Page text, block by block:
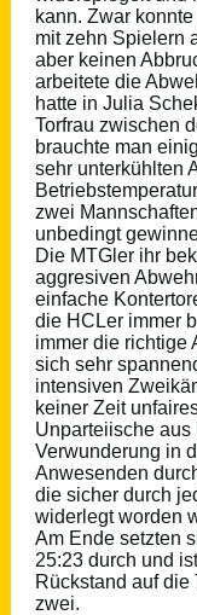
kann. Zwar
mit zehn Spielern
aber keinen
arbeitete die
hatte in Julia
Torfrau zwischen
brauchte man
sehr unterkühlten
zwei
unbedingt
Die MTGler ihr
aggresiven
einfache
die HCLer immer
immer die richtige
sich sehr
intensiven
keiner Zeit
Unparteiische
Verwunderung in
Anwesenden
die sicher durch
widerlegt worden
Am Ende setzten
25:23 durch und
Rückstand auf
zwei.